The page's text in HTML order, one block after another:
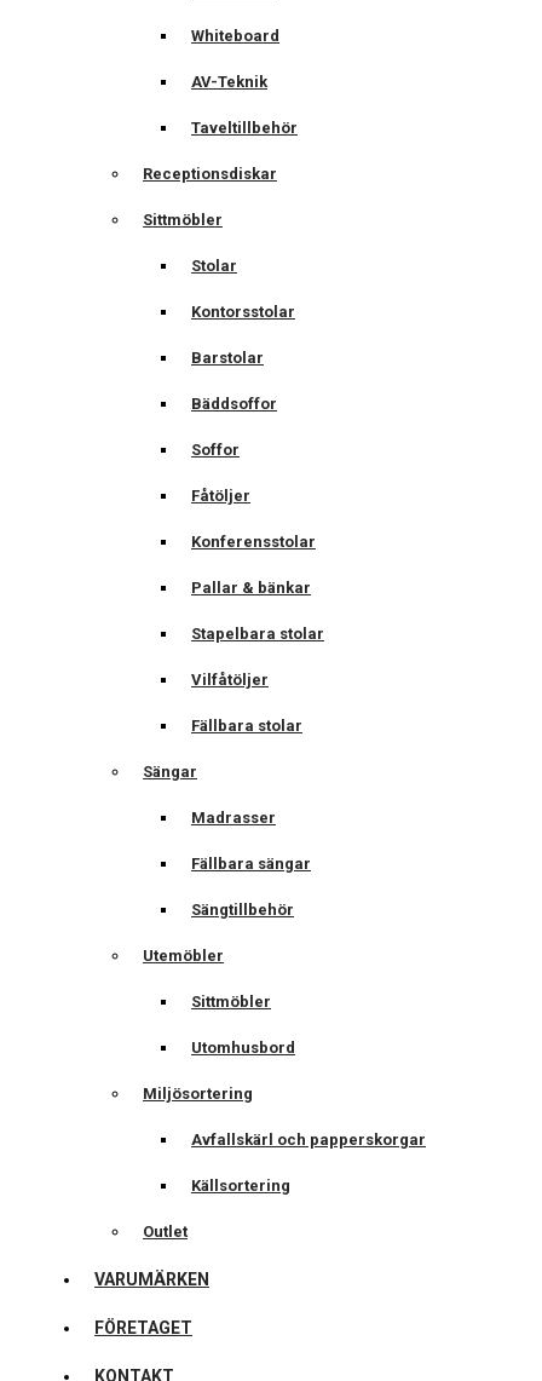
Whiteboard
AV-Teknik
Taveltillbehör
Receptionsdiskar
Sittmöbler
Stolar
Kontorsstolar
Barstolar
Bäddsoffor
Soffor
Fåtöljer
Konferensstolar
Pallar & bänkar
Stapelbara stolar
Vilfåtöljer
Fällbara stolar
Sängar
Madrasser
Fällbara sängar
Sängtillbehör
Utemöbler
Sittmöbler
Utomhusbord
Miljösortering
Avfallskärl och papperskorgar
Källsortering
Outlet
VARUMÄRKEN
FÖRETAGET
KONTAKT